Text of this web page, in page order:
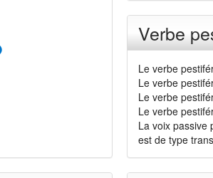
Verbe
Le verbe
Le verbe
Le verbe
Le verbe
La voix passive
est de type